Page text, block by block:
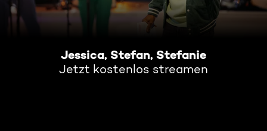
Jessica, Stefan, Stefanie
Jetzt kostenlos streamen